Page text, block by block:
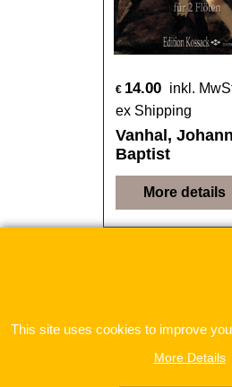
€ 14.00
inkl.
ex Shipping
Vanhal, Johann
Baptist
More details
To create online
software was
This site uses cookies to improve
More Details